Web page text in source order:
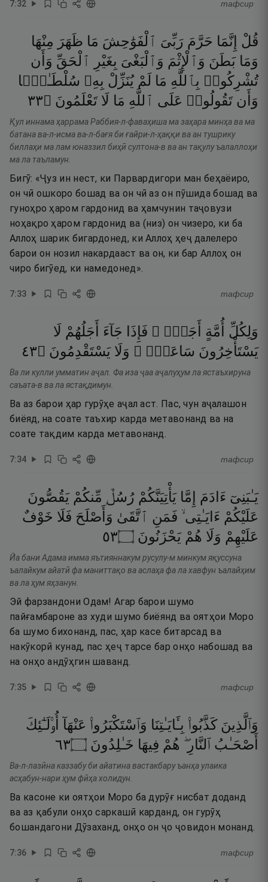
7:32 тафсир
قُلْ إِنَّمَا حَرَّمَ رَبِّىَ ٱلْفَوَٰحِشَ مَا ظَهَرَ مِنْهَا
وَمَا بَطَنَ وَٱلْإِثْمَ وَٱلْبَغْىَ بِغَيْرِ ٱلْحَقِّ وَأَن
تُشْرِكُوا۟ بِٱللَّهِ مَا لَمْ يُنَزِّلْ بِهِۦ سُلْطَـٰنًۭا
وَأَن تَقُولُوا۟ عَلَى ٱللَّهِ مَا لَا تَعْلَمُونَ ۝٣٣
Қул иннама ҳаррама Раббия-л-фаваҳиша ма заҳара минҳа ва ма
батана ва-л-исма ва-л-бағя би ғайри-л-ҳаққи ва ан тушрику
биллаҳи ма лам юназзил биҳӣ султона-в ва ан тақулу ъалаллоҳи
ма ла таъламун.
Бигӯ: «Ҷуз ин нест, ки Парвардигори ман беҳаёиро,
он чӣ ошкоро бошад ва он чӣ аз он пӯшида бошад ва
гуноҳро ҳаром гардонид ва ҳамчунин таҷовузи
ноҳақро ҳаром гардонид ва (низ) он чизеро, ки ба
Аллоҳ шарик бигардонед, ки Аллоҳ ҳеҷ далелеро
барои он нозил накардааст ва он, ки бар Аллоҳ он
чиро бигӯед, ки намедонед».
7:33 тафсир
وَلِكُلِّ أُمَّةٍ أَجَلٌۭ ۖ فَإِذَا جَآءَ أَجَلُهُمْ لَا
يَسْتَأْخِرُونَ سَاعَةًۭ ۖ وَلَا يَسْتَقْدِمُونَ ۝٣٤
Ва ли кулли умматин аҷал. Фа иза ҷаа аҷалуҳум ла ястаъхируна
саъата-в ва ла ястақдимун.
Ва аз барои ҳар гурӯҳе аҷал аст. Пас, чун аҷалашон
биёяд, на соате таъхир карда метавонанд ва на
соате тақдим карда метавонанд.
7:34 тафсир
يَـٰبَنِىٓ ءَادَمَ إِمَّا يَأْتِيَنَّكُمْ رُسُلٌۭ مِّنكُمْ يَقُصُّونَ
عَلَيْكُمْ ءَايَـٰتِى ۙ فَمَنِ ٱتَّقَىٰ وَأَصْلَحَ فَلَا خَوْفٌ
عَلَيْهِمْ وَلَا هُمْ يَحْزَنُونَ ۝٣٥
Йа бани Адама имма яътияннакум русулу-м минкум яқуссуна
ъалайкум айатӣ фа маниттақо ва аслаҳа фа ла хавфун ъалайҳим
ва ла ҳум яҳзанун.
Эй фарзандони Одам! Агар барои шумо
пайғамбароне аз худи шумо биёянд ва оятҳои Моро
ба шумо бихонанд, пас, ҳар касе битарсад ва
накӯкорӣ кунад, пас ҳеҷ тарсе бар онҳо набошад ва
на онҳо андӯҳгин шаванд.
7:35 тафсир
وَٱلَّذِينَ كَذَّبُوا۟ بِـَٔايَـٰتِنَا وَٱسْتَكْبَرُوا۟ عَنْهَآ أُو۟لَـٰٓئِكَ
أَصْحَـٰبُ ٱلنَّارِ ۖ هُمْ فِيهَا خَـٰلِدُونَ ۝٣٦
Ва-л-лазӣна каззабу би айатина вастакбару ъанҳа улаика
асҳабун-нари ҳум фӣҳа холидун.
Ва касоне ки оятҳои Моро ба дурӯғ нисбат доданд
ва аз қабули онҳо саркашӣ карданд, он гурӯҳ
бошандагони Дӯзаханд, онҳо он ҷо ҷовидон монанд.
7:36 тафсир